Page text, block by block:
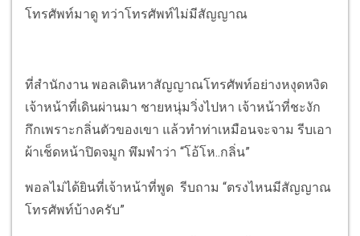
โทรศัพท์มาดู ทว่าโทรศัพท์ไม่มีสัญญาณ
ที่สำนักงาน พอลเดินหาสัญญาณโทรศัพท์อย่างหงุดหงิด
เจ้าหน้าที่เดินผ่านมา ชายหนุ่มวิ่งไปหา เจ้าหน้าที่ชะงัก
กึกเพราะกลิ่นตัวของเขา แล้วทำท่าเหมือนจะจาม รีบเอา
ผ้าเช็ดหน้าปิดจมูก พึมพำว่า “โอ้โห..กลิ่น”
พอลไม่ได้ยินที่เจ้าหน้าที่พูด รีบถาม “ตรงไหนมีสัญญาณ
โทรศัพท์บ้างครับ”